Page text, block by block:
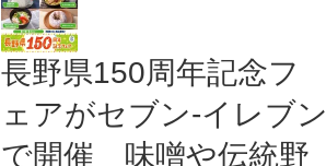
長野県150周年記念フ
ェアがセブン-イレブン
で開催 味噌や伝統野